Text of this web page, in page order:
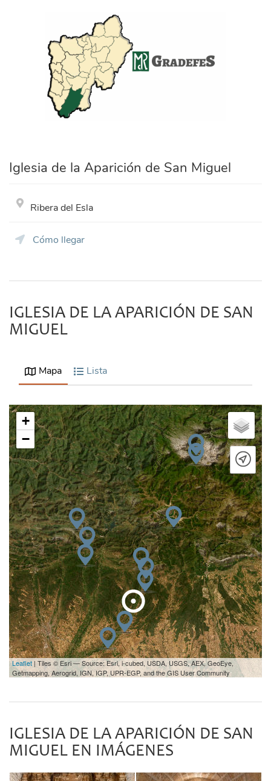
ayuntamiento_gradefes.png
Iglesia de la Aparición de San Miguel
Ribera del Esla
Cómo llegar
IGLESIA DE LA APARICIÓN DE SAN
MIGUEL
Mapa Lista
+
−
Leaflet | Tiles © Esri — Source: Esri, i-cubed, USDA, USGS, AEX, GeoEye,
Getmapping, Aerogrid, IGN, IGP, UPR-EGP, and the GIS User Community
IGLESIA DE LA APARICIÓN DE SAN
MIGUEL EN IMÁGENES